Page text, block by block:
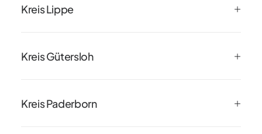
Kreis Lippe
Kreis Gütersloh
Kreis Paderborn